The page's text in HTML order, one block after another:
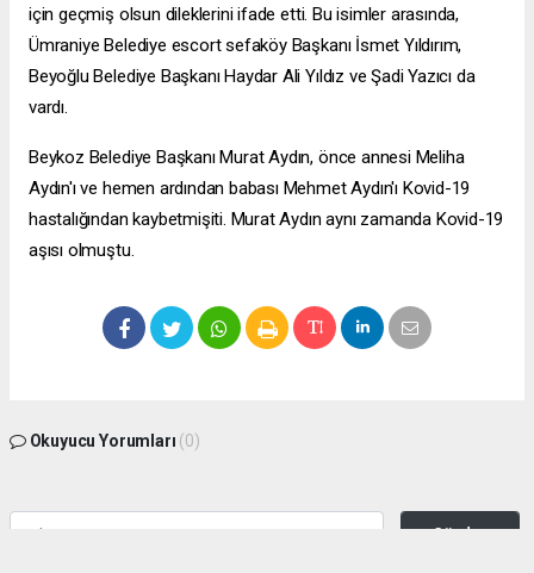
için geçmiş olsun dileklerini ifade etti. Bu isimler arasında,
Ümraniye Belediye escort sefaköyBaşkanı İsmet Yıldırım,
Beyoğlu Belediye Başkanı Haydar Ali Yıldız ve Şadi Yazıcı da
vardı.
Beykoz Belediye Başkanı Murat Aydın, önce annesi Meliha
Aydın'ı ve hemen ardından babası Mehmet Aydın'ı Kovid-19
hastalığından kaybetmişiti. Murat Aydın aynı zamanda Kovid-19
aşısı olmuştu.
Okuyucu Yorumları (0)
Gönder